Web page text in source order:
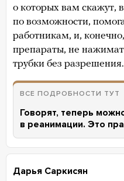
о которых вам скажут,
по возможности,
работникам, и,
препараты, не
трубки без разрешения.
ВСЕ ПОДРОБНОСТИ ТУТ
Говорят, теперь
в реанимации. Это
Дарья Саркисян